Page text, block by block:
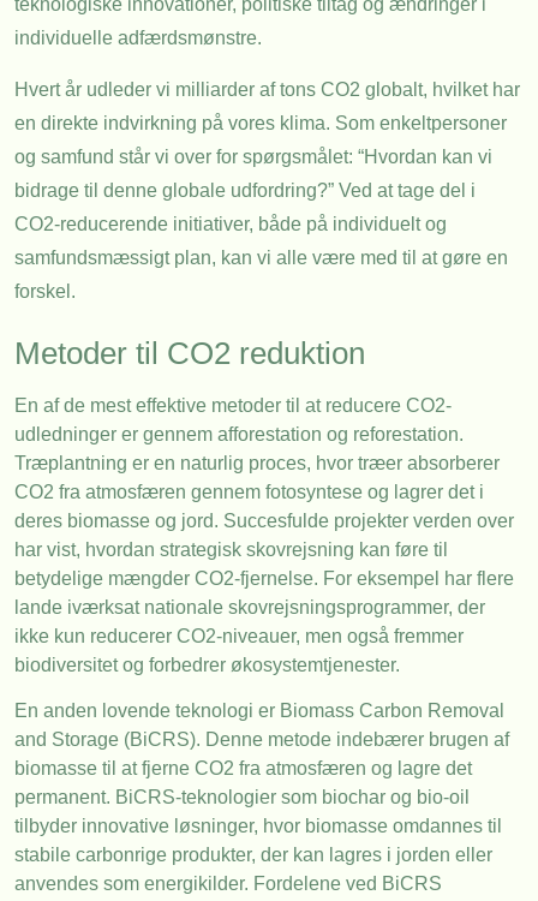
teknologiske innovationer, politiske tiltag og ændringer i
individuelle adfærdsmønstre.
Hvert år udleder vi milliarder af tons CO2 globalt, hvilket har
en direkte indvirkning på vores klima. Som enkeltpersoner
og samfund står vi over for spørgsmålet: “Hvordan kan vi
bidrage til denne globale udfordring?” Ved at tage del i
CO2-reducerende initiativer, både på individuelt og
samfundsmæssigt plan, kan vi alle være med til at gøre en
forskel.
Metoder til CO2 reduktion
En af de mest effektive metoder til at reducere CO2-
udledninger er gennem afforestation og reforestation.
Træplantning er en naturlig proces, hvor træer absorberer
CO2 fra atmosfæren gennem fotosyntese og lagrer det i
deres biomasse og jord. Succesfulde projekter verden over
har vist, hvordan strategisk skovrejsning kan føre til
betydelige mængder CO2-fjernelse. For eksempel har flere
lande iværksat nationale skovrejsningsprogrammer, der
ikke kun reducerer CO2-niveauer, men også fremmer
biodiversitet og forbedrer økosystemtjenester.
En anden lovende teknologi er Biomass Carbon Removal
and Storage (BiCRS). Denne metode indebærer brugen af
biomasse til at fjerne CO2 fra atmosfæren og lagre det
permanent. BiCRS-teknologier som biochar og bio-oil
tilbyder innovative løsninger, hvor biomasse omdannes til
stabile carbonrige produkter, der kan lagres i jorden eller
anvendes som energikilder. Fordelene ved BiCRS